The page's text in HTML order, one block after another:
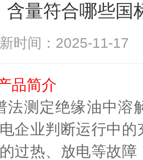
含量符合哪些国
时间：2025-11-
品简介
法测定绝缘油中溶
企业判断运行中
过热、放电等故